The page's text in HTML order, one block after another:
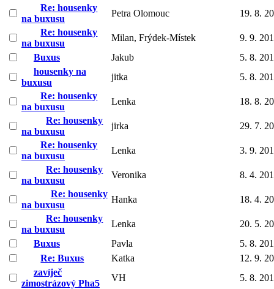
Re: housenky
na buxusu
Petra Olomouc
19. 8.
Re: housenky
na buxusu
Milan, Frýdek-Místek
9. 9.
Buxus
Jakub
5. 8.
housenky na
buxusu
jitka
5. 8.
Re: housenky
na buxusu
Lenka
18. 8.
Re: housenky
na buxusu
jirka
29. 7.
Re: housenky
na buxusu
Lenka
3. 9.
Re: housenky
na buxusu
Veronika
8. 4.
Re: housenky
na buxusu
Hanka
18. 4.
Re: housenky
na buxusu
Lenka
20. 5.
Buxus
Pavla
5. 8.
Re: Buxus
Katka
12. 9.
zavíječ
zimostrázový Pha5
VH
5. 8.